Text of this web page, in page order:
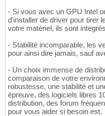
- Si vous avec un GPU Intel
d'installer de driver pour tirer
votre matériel, ils sont
- Stabilité incomparable, les
pour ainsi dire jamais, sauf
- Un choix immense de
comparaison de votre
robustesse, une stabilité et
épreuve, des logiciels libres
distribution, des forum
pour vous aider si besoin est.